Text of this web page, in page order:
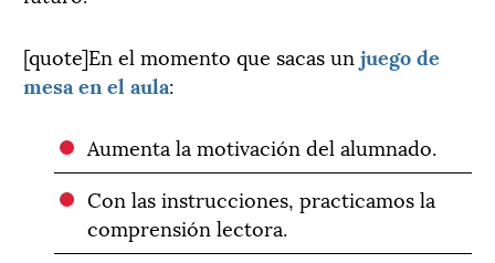
[quote]En el momento que sacas un juego de
mesa en el aula:
Aumenta la motivación del alumnado.
Con las instrucciones, practicamos la
comprensión lectora.